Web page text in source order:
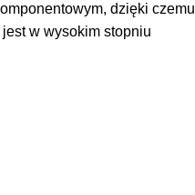
dzięki czemu
w wysokim stopniu